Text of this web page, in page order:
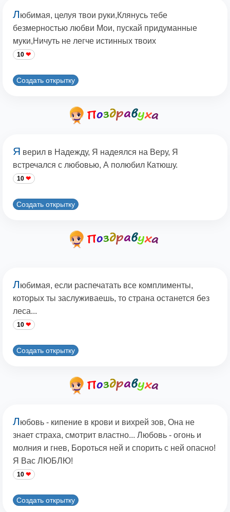
Любимая, целуя твои руки,Клянусь тебе
безмерностью любви Мои, пускай придуманные
муки,Ничуть не легче истинных твоих
10
Создать открытку
Я верил в Надежду, Я надеялся на Веру, Я
встречался с любовью, А полюбил Катюшу.
10
Создать открытку
Любимая, если распечатать все комплименты,
которых ты заслуживаешь, то страна останется без
леса...
10
Создать открытку
Любовь - кипение в крови и вихрей зов, Она не
знает страха, смотрит властно... Любовь - огонь и
молния и гнев, Бороться ней и спорить с ней опасно!
Я Вас ЛЮБЛЮ!
10
Создать открытку